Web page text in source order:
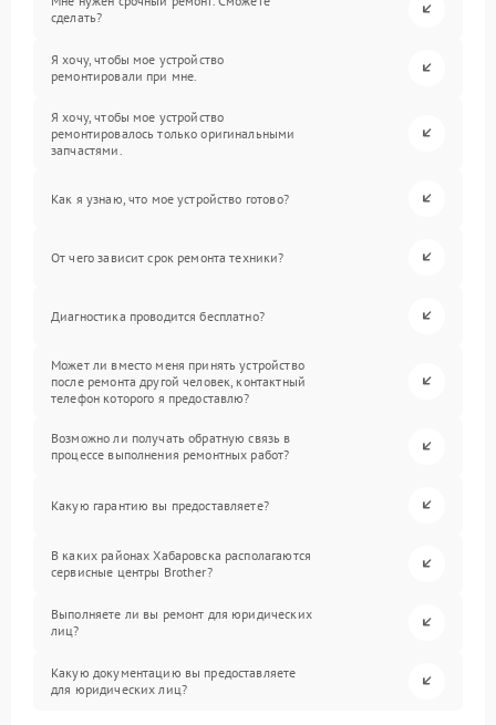
сделать?
Я хочу, чтобы мое устройство
ремонтировали при мне.
Я хочу, чтобы мое устройство
ремонтировалось только оригинальными
запчастями.
Как я узнаю, что мое устройство готово?
От чего зависит срок ремонта техники?
Диагностика проводится бесплатно?
Может ли вместо меня принять устройство
после ремонта другой человек, контактный
телефон которого я предоставлю?
Возможно ли получать обратную связь в
процессе выполнения ремонтных работ?
Какую гарантию вы предоставляете?
В каких районах Хабаровска располагаются
сервисные центры Brother?
Выполняете ли вы ремонт для юридических
лиц?
Какую документацию вы предоставляете
для юридических лиц?